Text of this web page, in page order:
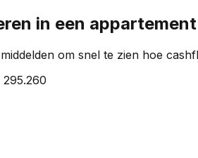
in een
om snel te zien hoe